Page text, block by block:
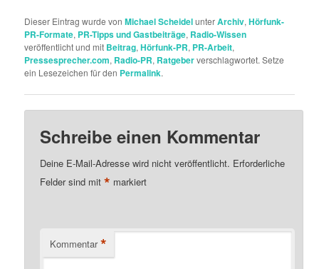
Dieser Eintrag wurde vonMichael ScheidelunterArchiv,Hörfunk-
PR-Formate, PR-Tipps und Gastbeiträge, Radio-Wissen
veröffentlicht und mit Beitrag,Hörfunk-PR, PR-Arbeit,
Pressesprecher.com, Radio-PR, Ratgeberverschlagwortet. Setze
ein Lesezeichen für den Permalink.
Schreibe einen Kommentar
Deine E-Mail-Adresse wird nicht veröffentlicht. Erforderliche
Felder sind mit* markiert
Kommentar *